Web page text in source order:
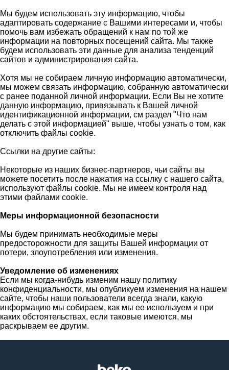
Мы будем использовать эту информацию, чтобы
адаптировать содержание с Вашими интересами и, чтобы
помочь вам избежать обращений к нам по той же
информации на повторных посещений сайта. Мы также
будем использовать эти данные для анализа тенденций
сайтов и администрирования сайта.
Хотя мы не собираем личную информацию автоматически,
мы можем связать информацию, собранную автоматически
с ранее поданной личной информации. Если Вы не хотите
данную информацию, привязывать к Вашей личной
идентификационной информации, см раздел "Что нам
делать с этой информацией" выше, чтобы узнать о том, как
отключить файлы cookie.
Ссылки на другие сайты:
Некоторые из наших бизнес-партнеров, чьи сайты вы
можете посетить после нажатия на ссылку с нашего сайта,
используют файлы cookie. Мы не имеем контроля над
этими файлами cookie.
Меры информационной безопасности
Мы будем принимать необходимые меры
предосторожности для защиты Вашей информации от
потери, злоупотребления или изменения.
Уведомление об изменениях
Если мы когда-нибудь изменим нашу политику
конфиденциальности, мы опубликуем изменения на нашем
сайте, чтобы наши пользователи всегда знали, какую
информацию мы собираем, как мы ее используем и при
каких обстоятельствах, если таковые имеются, мы
раскрываем ее другим.